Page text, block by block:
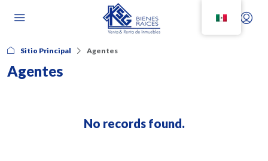
Sitio Principal Agentes
Agentes
No records found.